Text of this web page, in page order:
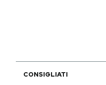
CONSIGLIATI